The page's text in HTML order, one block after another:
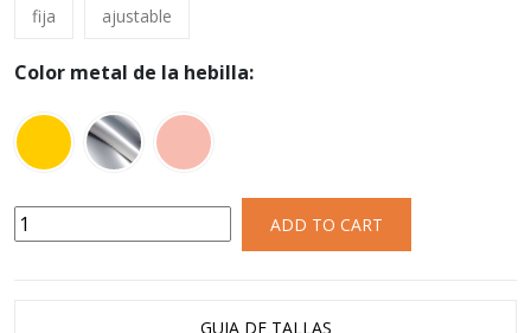
fija ajustable
Color metal de la hebilla:
ADD TO CART
GUIA DE TALLAS